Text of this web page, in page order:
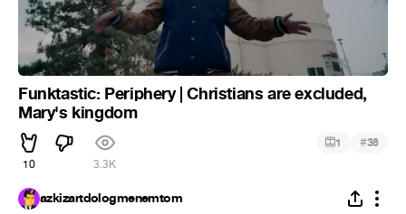
Funktastic: Periphery | Christians are excluded,
Mary's kingdom
10 3.3K
1 #38
azkizartdologmenemtom